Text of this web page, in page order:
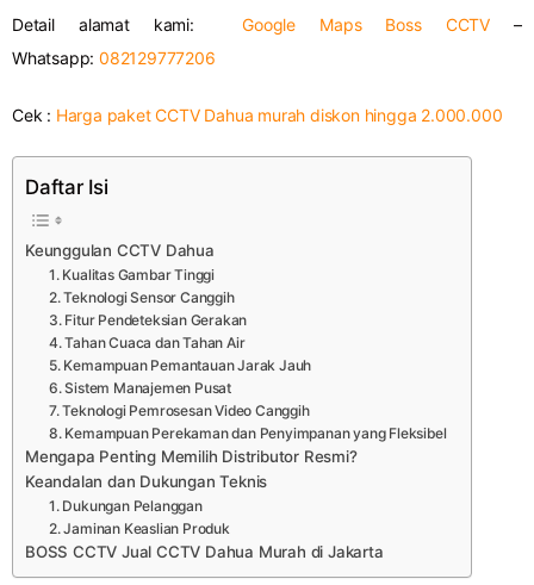
Detail alamat kami:Google Maps Boss CCTV –
Whatsapp:082129777206
Cek : Harga paket CCTV Dahua murah diskon hingga 2.000.000
Daftar Isi
Keunggulan CCTV Dahua
1. Kualitas Gambar Tinggi
2. Teknologi Sensor Canggih
3. Fitur Pendeteksian Gerakan
4. Tahan Cuaca dan Tahan Air
5. Kemampuan Pemantauan Jarak Jauh
6. Sistem Manajemen Pusat
7. Teknologi Pemrosesan Video Canggih
8. Kemampuan Perekaman dan Penyimpanan yang Fleksibel
Mengapa Penting Memilih Distributor Resmi?
Keandalan dan Dukungan Teknis
1. Dukungan Pelanggan
2. Jaminan Keaslian Produk
BOSS CCTV Jual CCTV Dahua Murah di Jakarta